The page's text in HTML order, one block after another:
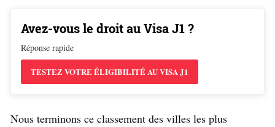
Avez-vous le droit au Visa J1 ?
Réponse rapide
TESTEZ VOTRE ÉLIGIBILITÉ AU VISA J1
Nous terminons ce classement des villes les plus